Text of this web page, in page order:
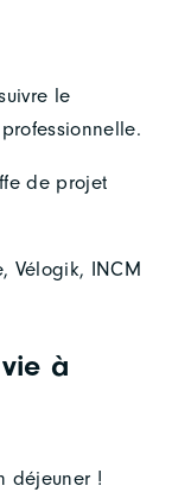
le
de projet
Vélogik, INCM
à
déjeuner !